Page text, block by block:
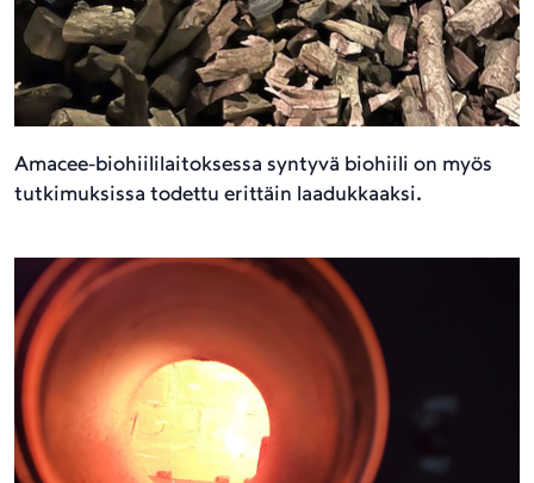
Amacee-biohiililaitoksessa syntyvä biohiili on myös
tutkimuksissa todettu erittäin laadukkaaksi.